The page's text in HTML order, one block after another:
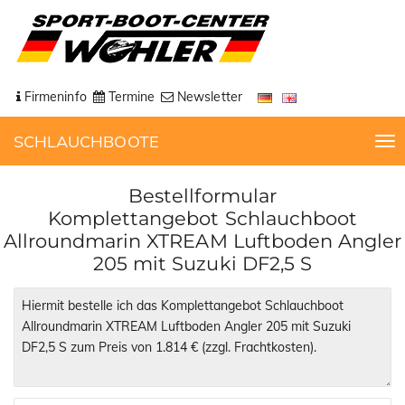
Firmeninfo Termine Newsletter
SCHLAUCHBOOTE
T
o
e
a
Bestellformular
Komplettangebot Schlauchboot
Allroundmarin XTREAM Luftboden Angler
205 mit Suzuki DF2,5 S